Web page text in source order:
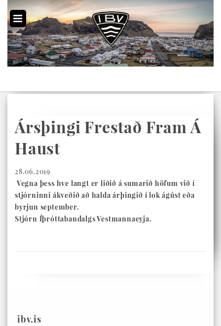
Ársþingi Frestað Fram Á
Haust
28.06.2019
Vegna þess hve langt er liðið á sumarið höfum við í
stjórninni ákveðið að halda árþingið í lok ágúst eða
byrjun september.
Stjórn Íþróttabandalgs Vestmannaeyja.
ibv.is